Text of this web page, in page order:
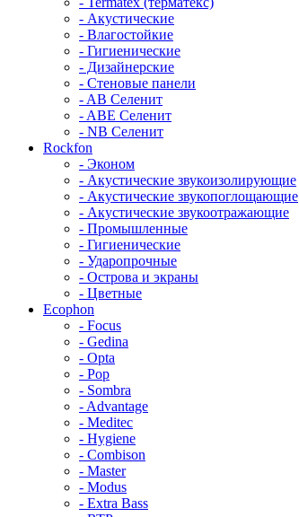
- Акустические
- Влагостойкие
- Гигиенические
- Дизайнерские
- Стеновые панели
- AB Селенит
- ABE Селенит
- NB Селенит
Rockfon
- Эконом
- Акустические звукоизолирующие
- Акустические звукопоглощающие
- Акустические звукоотражающие
- Промышленные
- Гигиенические
- Ударопрочные
- Острова и экраны
- Цветные
Ecophon
- Focus
- Gedina
- Opta
- Pop
- Sombra
- Advantage
- Meditec
- Hygiene
- Combison
- Master
- Modus
- Extra Bass